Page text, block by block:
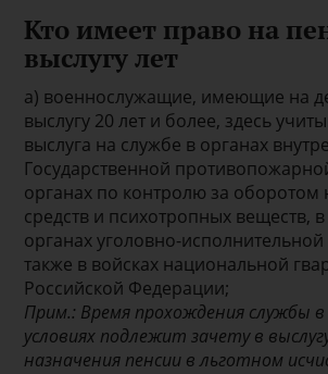
Кто имеет право на
выслугу лет
а) военнослужащие, имеющие на
выслугу 20 лет и более, здесь
выслуга на службе в органах
Государственной
органах по контролю за оборотом
средств и психотропных веществ,
органах уголовно-
также в войсках национальной
Российской Федерации;
Прим.: Время прохождения службы
условиях подлежит зачету в
назначения пенсии в льготном